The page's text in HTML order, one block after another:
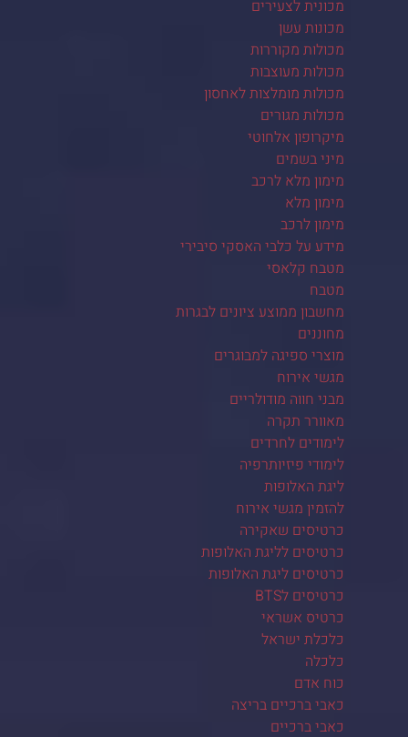
מכונית לצעירים
מכונות עשן
מכולות מקוררות
מכולות מעוצבות
מכולות מומלצות לאחסון
מכולות מגורים
מיקרופון אלחוטי
מיני בשמים
מימון מלא לרכב
מימון מלא
מימון לרכב
מידע על כלבי האסקי סיבירי
מטבח קלאסי
מטבח
מחשבון ממוצע ציונים לבגרות
מחוננים
מוצרי ספיגה למבוגרים
מגשי אירוח
מבני חווה מודולריים
מאוורר תקרה
לימודים לחרדים
לימודי פיזיותרפיה
ליגת האלופות
להזמין מגשי אירוח
כרטיסים שאקירה
כרטיסים לליגת האלופות
כרטיסים ליגת האלופות
כרטיסים לBTS
כרטיס אשראי
כלכלת ישראל
כלכלה
כוח אדם
כאבי ברכיים בריצה
כאבי ברכיים